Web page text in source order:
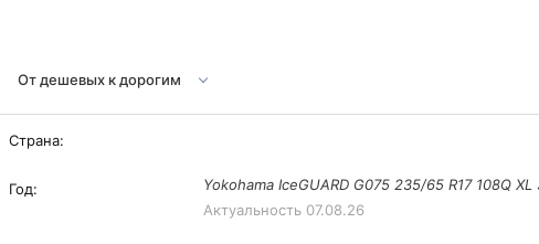
Страна:
Год:
Yokohama IceGUARD G075 235/65 R17 108Q XL
Актуальность 07.08.26